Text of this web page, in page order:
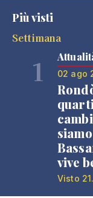
Più visti
Settimana
1 02 ago
vive
Visto